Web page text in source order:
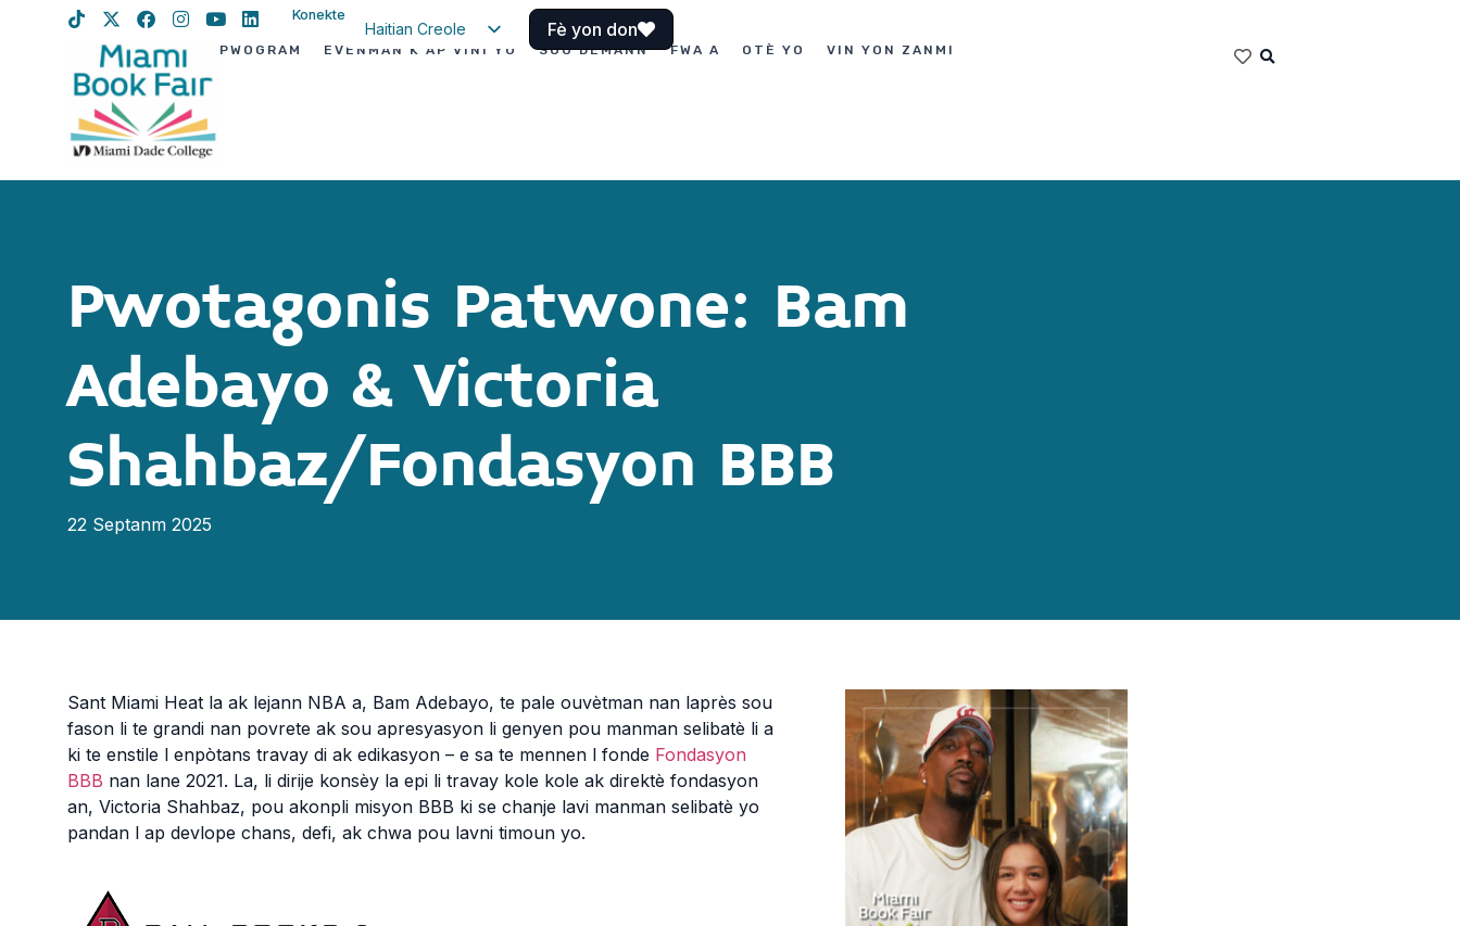
Konekte
Haitian Creole
Fè yon don
PWOGRAM EVÈNMAN K AP VINI YO SOU DEMANN FWA A OTÈ YO VIN YON ZANMI
Pwotagonis Patwone: Bam
Adebayo & Victoria
Shahbaz/Fondasyon BBB
22 Septanm 2025
Sant Miami Heat la ak lejann NBA a, Bam Adebayo, te pale ouvètman nan laprès sou
fason li te grandi nan povrete ak sou apresyasyon li genyen pou manman selibatè li a
ki te enstile l enpòtans travay di ak edikasyon – e sa te mennen l fonde Fondasyon
BBB nan lane 2021. La, li dirije konsèy la epi li travay kole kole ak direktè fondasyon
an, Victoria Shahbaz, pou akonpli misyon BBB ki se chanje lavi manman selibatè yo
pandan l ap devlope chans, defi, ak chwa pou lavni timoun yo.